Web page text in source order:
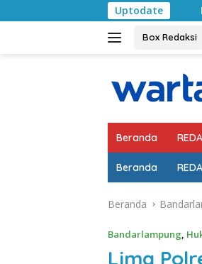
ke
Uptodate
Pemkab Lampung
Box Redaksi
Beranda
Beranda
Beranda
Bandarlampung,
Lima